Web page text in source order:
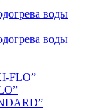
воды
воды
FLO”